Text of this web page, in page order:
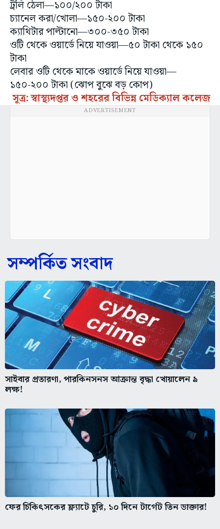
ট্রলি ঠেলা—১০০/২০০ টাকা
চ্যানেল করা/খোলা—১৫০-২০০ টাকা
ক্যাথিটার পাল্টানো—৩০০-৩৫০ টাকা
ওটি থেকে ওয়ার্ডে নিয়ে যাওয়া—৫০ টাকা থেকে ১৫০
টাকা
লেবার ওটি থেকে মাকে ওয়ার্ডে নিয়ে যাওয়া—
১৫০-২০০ টাকা (ঝোপ বুঝে বড় কোপ)
সূত্র: স্বাস্থ্যদপ্তর ও শহরের বিভিন্ন মেডিক্যাল কলেজ
ADVERTISEMENT
সম্পর্কিত সংবাদ
সাইবার প্রতারণা, পারকিনসনস আক্রান্ত বৃদ্ধা খোয়ালেন ৯
লক্ষ!
ফের চিকিৎসকের ফ্ল্যাটে চুরি, ১০ দিনে টার্গেট তিন ডাক্তার!